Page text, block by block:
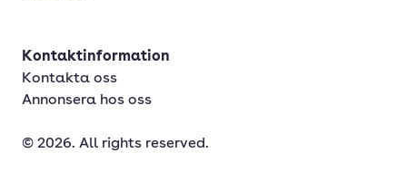
Kontaktinformation
Kontakta oss
Annonsera hos oss
© 2026. All rights reserved.